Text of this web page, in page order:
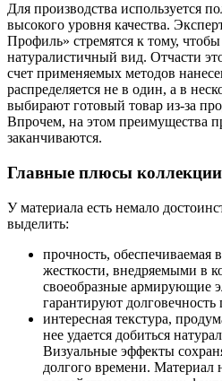
Для производства используется
высокого уровня качества.
Профиль» стремятся к тому,
натуралистичный вид. Отчасти
счет применяемых методов
распределяется не в один, а в
выбирают готовый товар из-за
Впрочем, на этом преимущества
заканчиваются.
Главные плюсы
У материала есть немало
выделить:
прочность, обеспечиваемая
жесткости, внедряемыми в
своеобразные армирующие
гарантируют
интересная текстура,
нее удается добиться
Визуальные эффекты
долгого времени. Материал